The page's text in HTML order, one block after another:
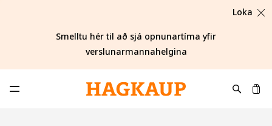
Loka
Smelltu hér til að sjá opnunartíma yfir
verslunarmannahelgina
Opna aðalvalmynd